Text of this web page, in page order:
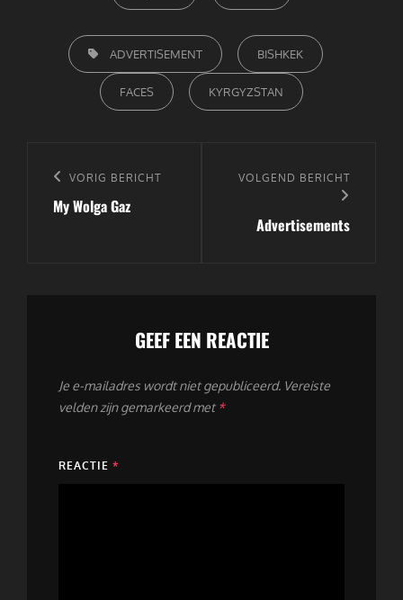
TAGS,
ADVERTISEMENT BISHKEK
FACES KYRGYZSTAN
navigatie
Vorig
bericht
VORIG BERICHT
My Wolga Gaz
Volgend
VOLGEND BERICHT
Advertisements
GEEF EEN REACTIE
Je e-mailadres wordt niet gepubliceerd. Vereiste
velden zijn gemarkeerd met *
REACTIE *